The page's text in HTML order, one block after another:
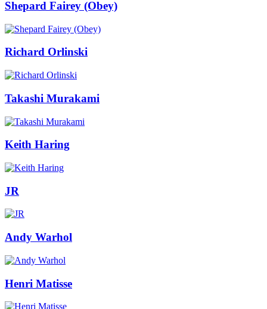
Shepard Fairey (Obey)
Richard Orlinski
Takashi Murakami
Keith Haring
JR
Andy Warhol
Henri Matisse